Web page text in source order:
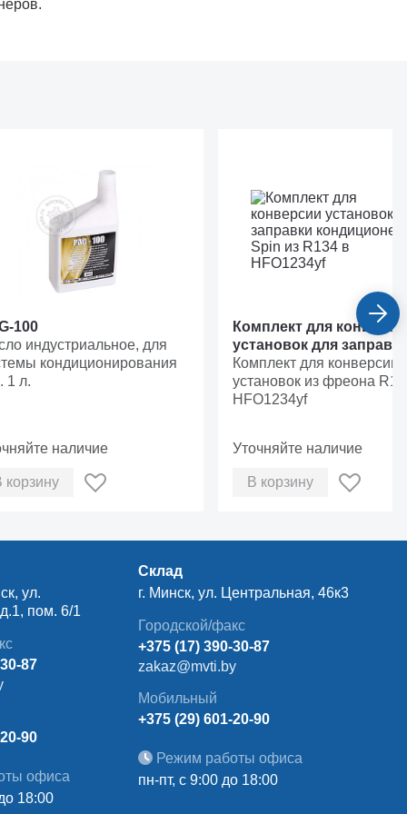
100
индустриальное, для
кондиционирования
1 л.
наличие
корзину
Комплект для
установок для
кондиционеров Spin из
в HFO1234yf
Комплект для конверсии
установок из фреона
HFO1234yf
Уточняйте наличие
В корзину
ул.
пом. 6/1
87
90
офиса
18:00
Склад
г. Минск, ул. Центральная, 46к3
Городской/факс
+375 (17) 390-30-87
zakaz@mvti.by
Мобильный
+375 (29) 601-20-90
Режим работы офиса
пн-пт, с 9:00 до 18:00